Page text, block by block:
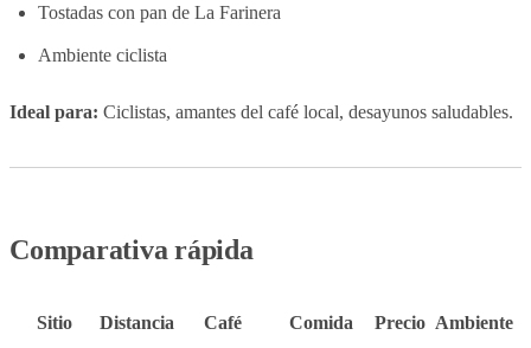
Tostadas con pan de La Farinera
Ambiente ciclista
Ideal para: Ciclistas, amantes del café local, desayunos saludables.
Comparativa rápida
Sitio Distancia Café Comida Precio Ambiente